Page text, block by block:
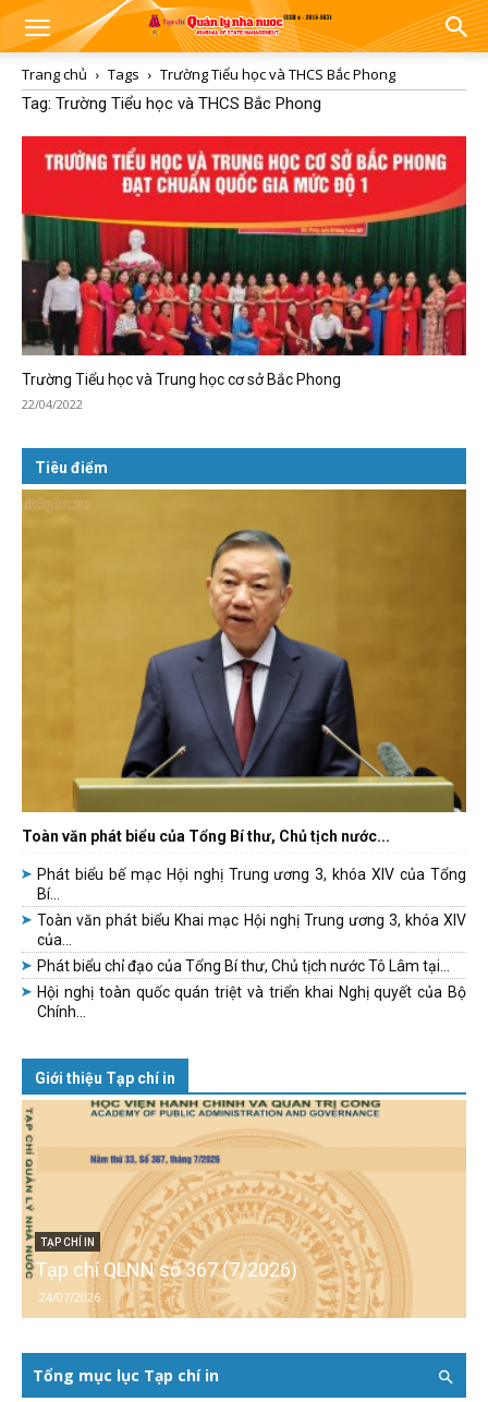
Trang chủ Tags
Trường Tiểu học và THCS Bắc Phong
Tag: Trường Tiểu học và THCS Bắc Phong
Trường Tiểu học và Trung học cơ sở Bắc Phong
22/04/2022
Tiêu điểm
Toàn văn phát biểu của Tổng Bí thư, Chủ tịch nước...
Phát biểu bế mạc Hội nghị Trung ương 3, khóa XIV của Tổng
Bí...
Toàn văn phát biểu Khai mạc Hội nghị Trung ương 3, khóa XIV
của...
Phát biểu chỉ đạo của Tổng Bí thư, Chủ tịch nước Tô Lâm tại...
Hội nghị toàn quốc quán triệt và triển khai Nghị quyết của Bộ
Chính...
Giới thiệu Tạp chí in
TẠP CHÍ IN
Tạp chí QLNN số 367 (7/2026)
24/07/2026
Tổng mục lục Tạp chí in